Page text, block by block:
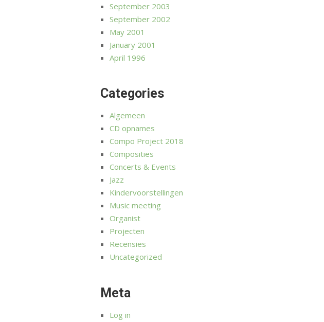
September 2003
September 2002
May 2001
January 2001
April 1996
Categories
Algemeen
CD opnames
Compo Project 2018
Composities
Concerts & Events
Jazz
Kindervoorstellingen
Music meeting
Organist
Projecten
Recensies
Uncategorized
Meta
Log in